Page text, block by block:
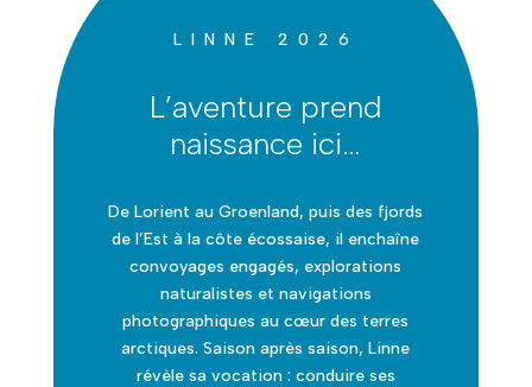
LINNE 2026
L’aventure prend
naissance ici…
De Lorient au Groenland, puis des fjords
de l’Est à la côte écossaise, il enchaîne
convoyages engagés, explorations
naturalistes et navigations
photographiques au cœur des terres
arctiques. Saison après saison, Linne
révèle sa vocation : conduire ses